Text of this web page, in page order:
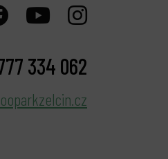
334 062